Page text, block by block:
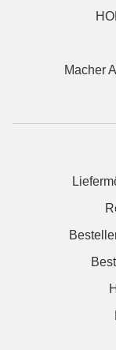
Macher